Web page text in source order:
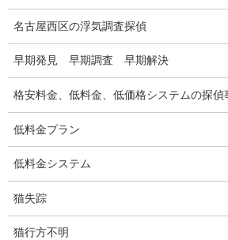
ドメスティックバイオレンスDV調査
いじめ・子供の虐待
別れさせ屋
盗聴調査
盗聴調査料金
盗聴器の種類
ご依頼の注意点
名古屋西区の浮気調査探偵
早期発見 早期調査 早期解決
格安料金、低料金、低価格システムの探偵
低料金プラン
低料金システム
猫失踪
猫行方不明